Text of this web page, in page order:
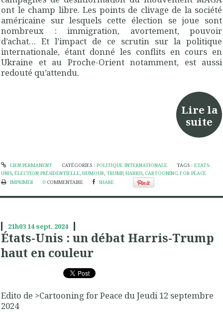
ont le champ libre. Les points de clivage de la société
américaine sur lesquels cette élection se joue sont
nombreux : immigration, avortement, pouvoir
d’achat… Et l’impact de ce scrutin sur la politique
internationale, étant donné les conflits en cours en
Ukraine et au Proche-Orient notamment, est aussi
redouté qu’attendu.
Lire la
suite
LIEN PERMANENT CATÉGORIES : POLITIQUE INTERNATIONALE TAGS :ETATS-
UNIS, ÉLECTION PRÉSIDENTIELLE, HUMOUR, TRUMP, HARRIS, CARTOONING FOR PEACE
IMPRIMER
0 COMMENTAIRE SHARE
21h0314 sept. 2024
États-Unis : un débat Harris-Trump
haut en couleur
Edito de >Cartooning for Peace du Jeudi 12 septembre
2024